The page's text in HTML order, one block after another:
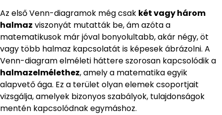
Az első Venn-diagramok még csak két vagy három
halmaz viszonyát mutatták be, ám azóta a
matematikusok már jóval bonyolultabb, akár négy, öt
vagy több halmaz kapcsolatát is képesek ábrázolni. A
Venn-diagram elméleti háttere szorosan kapcsolódik a
halmazelmélethez, amely a matematika egyik
alapvető ága. Ez a terület olyan elemek csoportjait
vizsgálja, amelyek bizonyos szabályok, tulajdonságok
mentén kapcsolódnak egymáshoz.